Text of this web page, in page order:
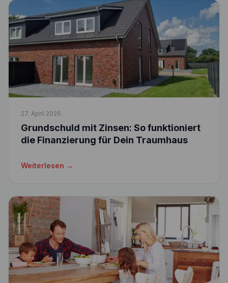
27. April 2026
Grundschuld mit Zinsen: So funktioniert
die Finanzierung für Dein Traumhaus
Weiterlesen →